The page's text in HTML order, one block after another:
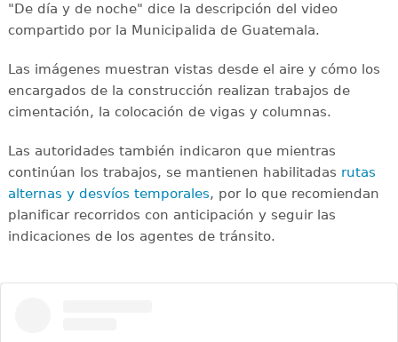
"De día y de noche" dice la descripción del video
compartido por la Municipalida de Guatemala.
Las imágenes muestran vistas desde el aire y cómo los
encargados de la construcción realizan trabajos de
cimentación, la colocación de vigas y columnas.
Las autoridades también indicaron que mientras
continúan los trabajos, se mantienen habilitadas rutas
alternas y desvíos temporales, por lo que recomiendan
planificar recorridos con anticipación y seguir las
indicaciones de los agentes de tránsito.